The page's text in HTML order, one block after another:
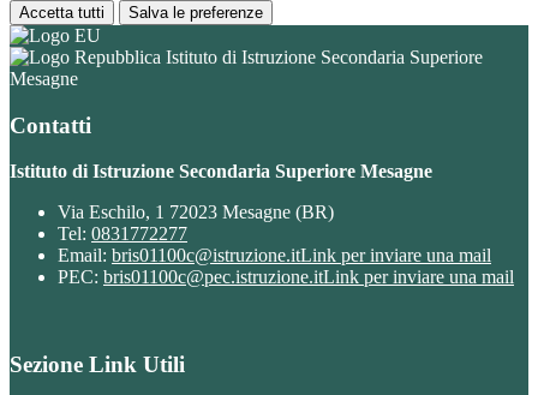
Accetta tutti Salva le preferenze
Istituto di Istruzione Secondaria Superiore
Mesagne
Contatti
Istituto di Istruzione Secondaria Superiore Mesagne
Via Eschilo, 1 72023 Mesagne (BR)
Tel: 0831772277
Email: bris01100c@istruzione.itLink per inviare una mail
PEC: bris01100c@pec.istruzione.itLink per inviare una mail
Sezione Link Utili